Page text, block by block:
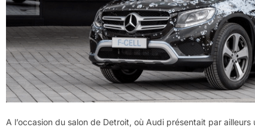
A l’occasion du salon de Detroit, où Audi présentait par